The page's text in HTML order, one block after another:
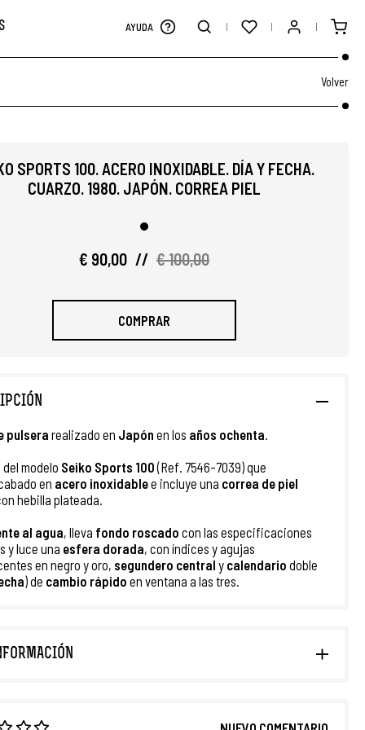
AYUDA
Volver
SPORTS 100. ACERO INOXIDABLE. DÍA Y FECHA.
CUARZO. 1980. JAPÓN. CORREA PIEL
€ 90,00 // € 100,00
COMPRAR
pulsera realizado en Japón en los años ochenta.
modelo Seiko Sports 100(Ref. 7546-7039) que
en acero inoxidablee incluye una correa de piel
hebilla plateada.
al agua, lleva fondo roscado con las especificaciones
y luce una esfera dorada, con índices y agujas
en negro y oro, segundero central y calendario doble
) de cambio rápido en ventana a las tres.